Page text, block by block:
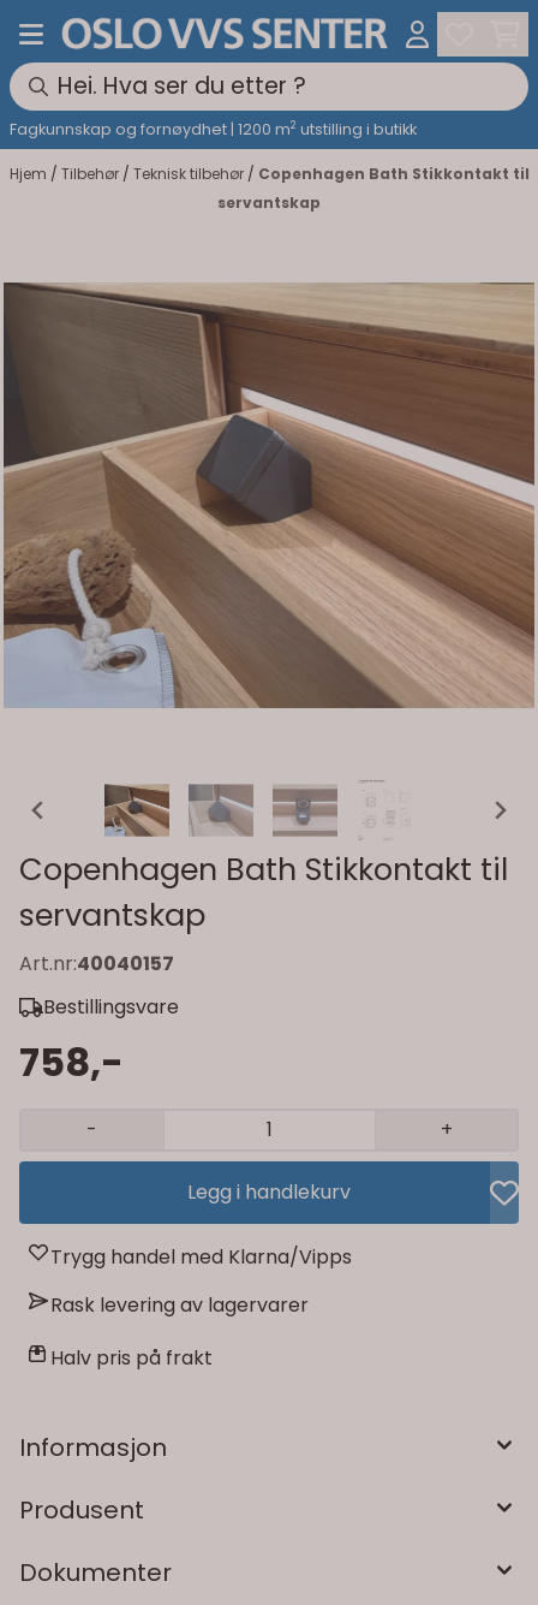
Hopp til innhold
Fagkunnskap og fornøydhet | 1200 m2 utstilling i butikk
Hjem / Tilbehør / Teknisk tilbehør / Copenhagen Bath Stikkontakt til
servantskap
Copenhagen Bath Stikkontakt til
servantskap
Art.nr:40040157
Bestillingsvare
758,-
- +
Legg i handlekurv
Trygg handel med Klarna/Vipps
Rask levering av lagervarer
Halv pris på frakt
Informasjon
Produsent
Dokumenter